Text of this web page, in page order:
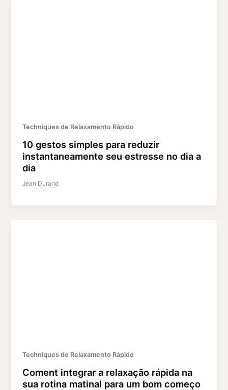
Techniques de Relaxamento Rápido
10 gestos simples para reduzir
instantaneamente seu estresse no dia a
dia
Jean Durand
Techniques de Relaxamento Rápido
Coment integrar a relaxação rápida na
sua rotina matinal para um bom começo